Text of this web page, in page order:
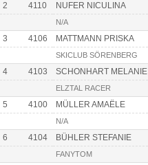
2 4110 NUFER NICULINA
N/A
3 4106 MATTMANN PRISKA
SKICLUB SÖRENBERG
4 4103 SCHONHART MELANIE
ELZTAL RACER
5 4100 MÜLLER AMAËLE
N/A
6 4104 BÜHLER STEFANIE
FANYTOM